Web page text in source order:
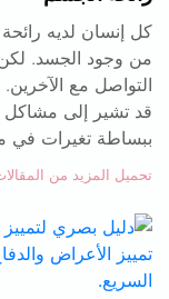
كل إنسان لديه
من وجود الجسد.
التواصل مع
قد تشير إلى
ببساطة تغيرات في
تحميل المزيد من